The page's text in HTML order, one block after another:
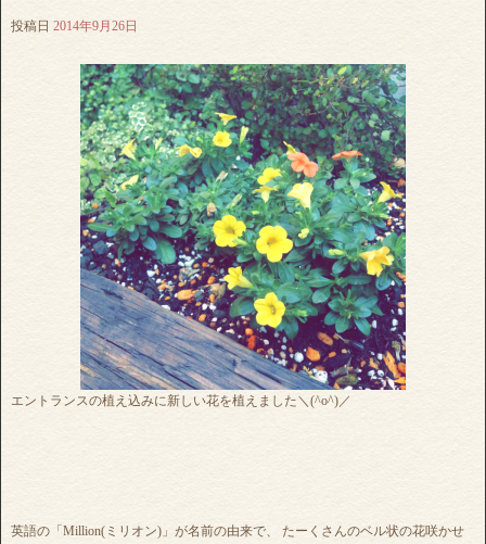
投稿日 2014年9月26日
エントランスの植え込みに新しい花を植えました＼(^o^)／
英語の「Million(ミリオン)」が名前の由来で、 たーくさんのベル状の花咲かせ